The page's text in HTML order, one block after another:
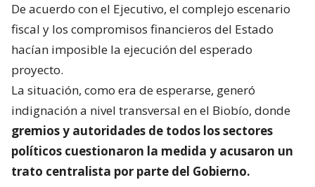
De acuerdo con el Ejecutivo, el complejo escenario
fiscal y los compromisos financieros del Estado
hacían imposible la ejecución del esperado
proyecto.
La situación, como era de esperarse, generó
indignación a nivel transversal en el Biobío, donde
gremios y autoridades de todos los sectores
políticos cuestionaron la medida y acusaron un
trato centralista por parte del Gobierno.